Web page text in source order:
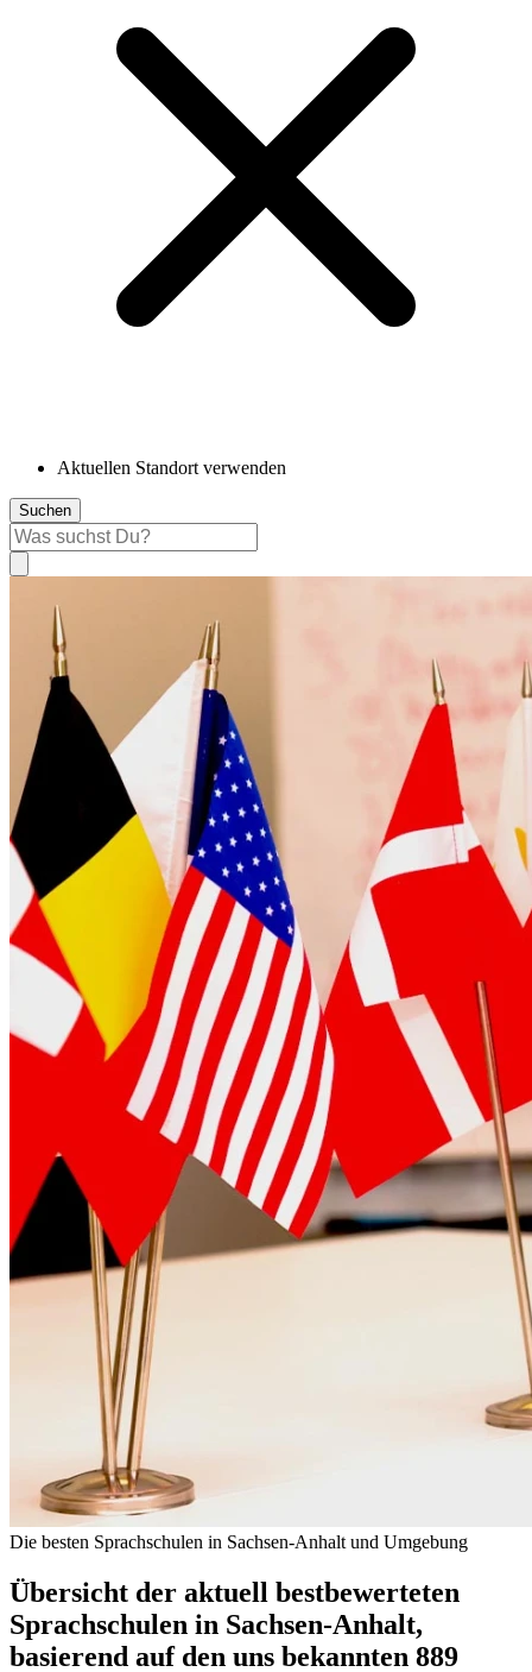
Aktuellen Standort verwenden
Suchen
Die besten Sprachschulen in Sachsen-Anhalt und Umgebung
Übersicht der aktuell bestbewerteten
Sprachschulen in Sachsen-Anhalt,
basierend auf den uns bekannten 889